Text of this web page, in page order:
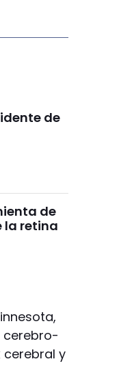
de
de
la retina
cerebro-
cerebral y